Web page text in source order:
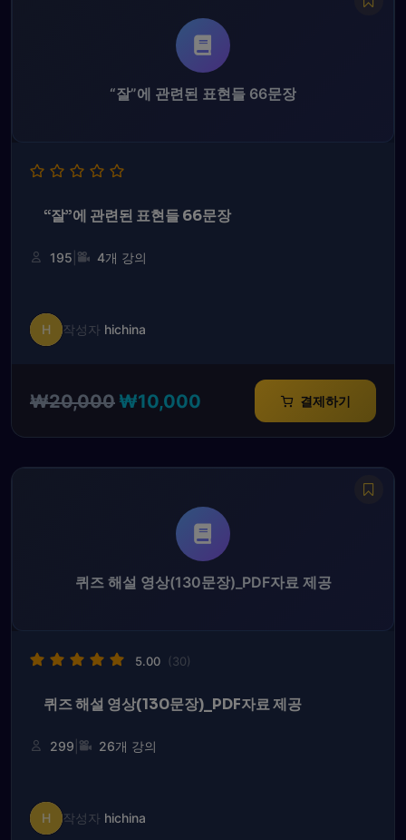
“잘”에 관련된 표현들 66문장
“잘”에 관련된 표현들 66문장
195 4개 강의
H 작성자 hichina
₩20,000 원
가
격:
₩10,000
가
격:
결제하기
퀴즈 해설 영상(130문장)_PDF자료 제공
5.00 (30)
퀴즈 해설 영상(130문장)_PDF자료 제공
299 26개 강의
H 작성자 hichina